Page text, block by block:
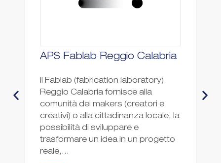
APS Fablab Reggio Calabria
il Fablab (fabrication laboratory)
Reggio Calabria fornisce alla
comunità dei makers (creatori e
creativi) o alla cittadinanza locale, la
possibilità di sviluppare e
trasformare un idea in un progetto
reale,...